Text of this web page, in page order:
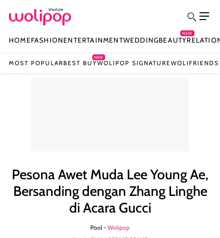
HOMEFASHIONENTERTAINMENTWEDDINGBEAUTY
NEW
MOST POPULAR BEST BUY
NEW
WOLIPOP SIGNATUREWOLIFRIENDS
Pesona Awet Muda Lee Young Ae,
Bersanding dengan Zhang Linghe
di Acara Gucci
Pool - Wolipop